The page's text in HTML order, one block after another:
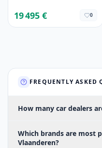
19 495 € 0
FREQUENTLY ASKED
How many car dealers
Which brands are most
Vlaanderen?